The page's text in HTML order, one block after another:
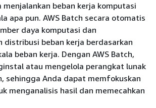
menjalankan beban kerja komputasi
apa pun. AWS Batch secara otomatis
daya komputasi dan
distribusi beban kerja berdasarkan
beban kerja. Dengan AWS Batch,
atau mengelola perangkat lunak
sehingga Anda dapat memfokuskan
menganalisis hasil dan memecahkan